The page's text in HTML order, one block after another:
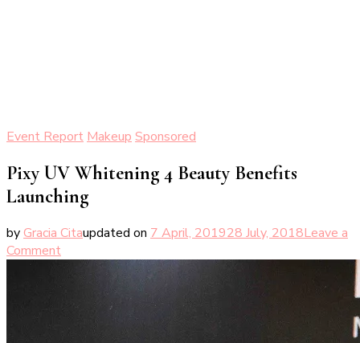
Event Report Makeup Sponsored
Pixy UV Whitening 4 Beauty Benefits
Launching
byGracia Citaupdated on 7 April, 201928 July, 2018Leave a
Commenton
UV
Whitening